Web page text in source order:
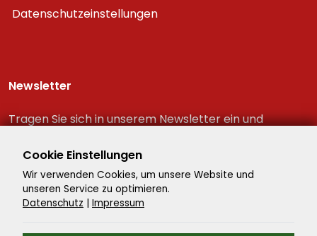
Datenschutzeinstellungen
Newsletter
Tragen Sie sich in unserem Newsletter ein und
Reiseschnäppchen!
Cookie Einstellungen
Wir verwenden Cookies, um unsere Website und
unseren Service zu optimieren.
Datenschutz | Impressum